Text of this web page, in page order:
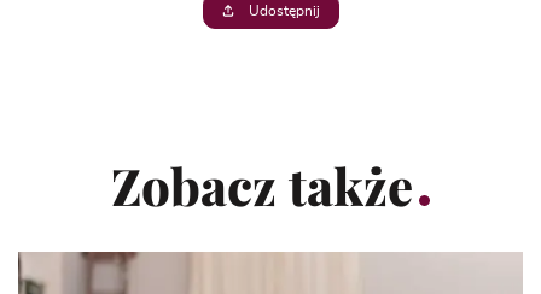
Udostępnij
Zobacz także